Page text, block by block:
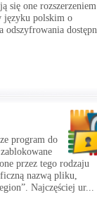
się one rozszerzeniem
języku polskim o
odszyfrowania
program do
przez tego rodzaju
nazwą pliku,
Najczęściej ur...